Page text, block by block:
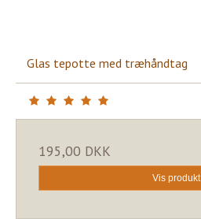
Glas tepotte med træhåndtag
195,00 DKK
Vis produkt